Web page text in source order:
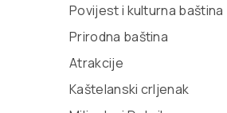
Povijest i kulturna baština
Prirodna baština
Atrakcije
Kaštelanski crljenak